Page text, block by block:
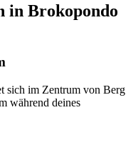
in Brokopondo
sich im Zentrum von Berg
während deines